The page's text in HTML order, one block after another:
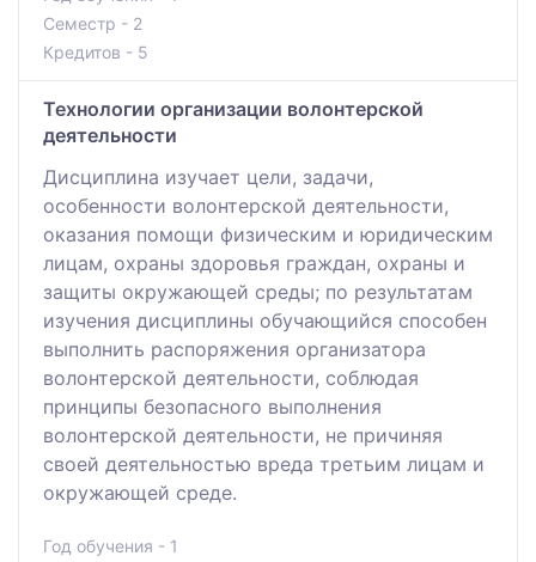
Семестр - 2
Кредитов - 5
Технологии организации волонтерской
деятельности
Дисциплина изучает цели, задачи,
особенности волонтерской деятельности,
оказания помощи физическим и юридическим
лицам, охраны здоровья граждан, охраны и
защиты окружающей среды; по результатам
изучения дисциплины обучающийся способен
выполнить распоряжения организатора
волонтерской деятельности, соблюдая
принципы безопасного выполнения
волонтерской деятельности, не причиняя
своей деятельностью вреда третьим лицам и
окружающей среде.
Год обучения - 1